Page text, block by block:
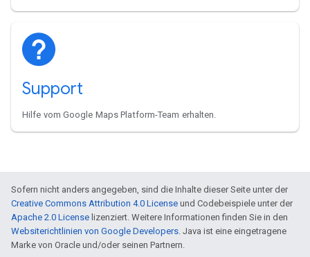
Support
Hilfe vom Google Maps Platform-Team erhalten.
Sofern nicht anders angegeben, sind die Inhalte dieser Seite unter der
Creative Commons Attribution 4.0 License und Codebeispiele unter der
Apache 2.0 License lizenziert. Weitere Informationen finden Sie in den
Websiterichtlinien von Google Developers . Java ist eine eingetragene
Marke von Oracle und/oder seinen Partnern.